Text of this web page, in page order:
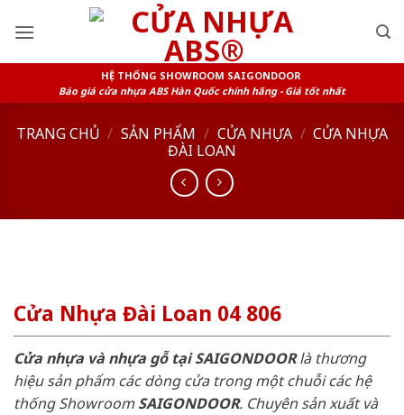
HỆ THỐNG SHOWROOM SAIGONDOOR
Báo giá cửa nhựa ABS Hàn Quốc chính hãng - Giá tốt nhất
TRANG CHỦ / SẢN PHẨM / CỬA NHỰA / CỬA NHỰA
ĐÀI LOAN
Cửa Nhựa Đài Loan 04 806
Cửa nhựa và nhựa gỗ tại SAIGONDOORlà thương
hiệu sản phẩm các dòng cửa trong một chuỗi các hệ
thống ShowroomSAIGONDOOR. Chuyên sản xuất và